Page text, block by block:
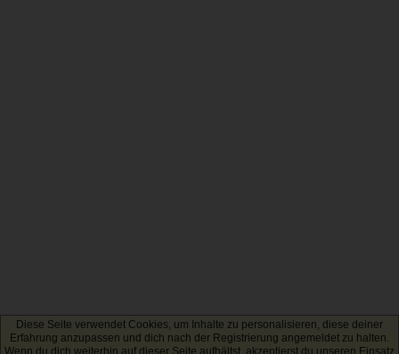
Diese Seite verwendet Cookies, um Inhalte zu personalisieren, diese deiner
Erfahrung anzupassen und dich nach der Registrierung angemeldet zu halten.
Wenn du dich weiterhin auf dieser Seite aufhältst, akzeptierst du unseren Einsatz